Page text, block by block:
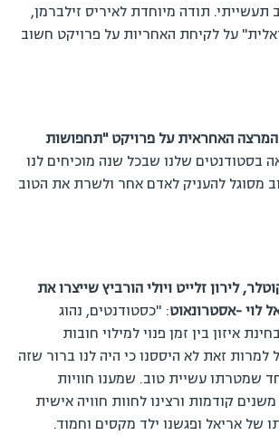
תודה מיוחדת לאיריס זילברמן,
על לקיחת האחריות על פרויקט חשוב
המרצה האחראית על פרויקט "תחפושות
בסטודנטים שלנו שבכל שנה מוכיחים לנו
מסוגל להעניק לאדם אחר ולשרת את הטוב
לירון זלייט ויולי הורביץ שייצרו את
לוי -אסטרונאוט: "כסטודנטים, נהוג
איזון בין זמן פנוי למילוי חובות
למרות זאת לא היססנו כי היה לנו ברור שזה
שמטרתו עשיית טוב. שמענו חוויות
קודמות ורצינו לחוות חוויה אישית
של אריאל ופגשנו ילד מקסים וחמוד.